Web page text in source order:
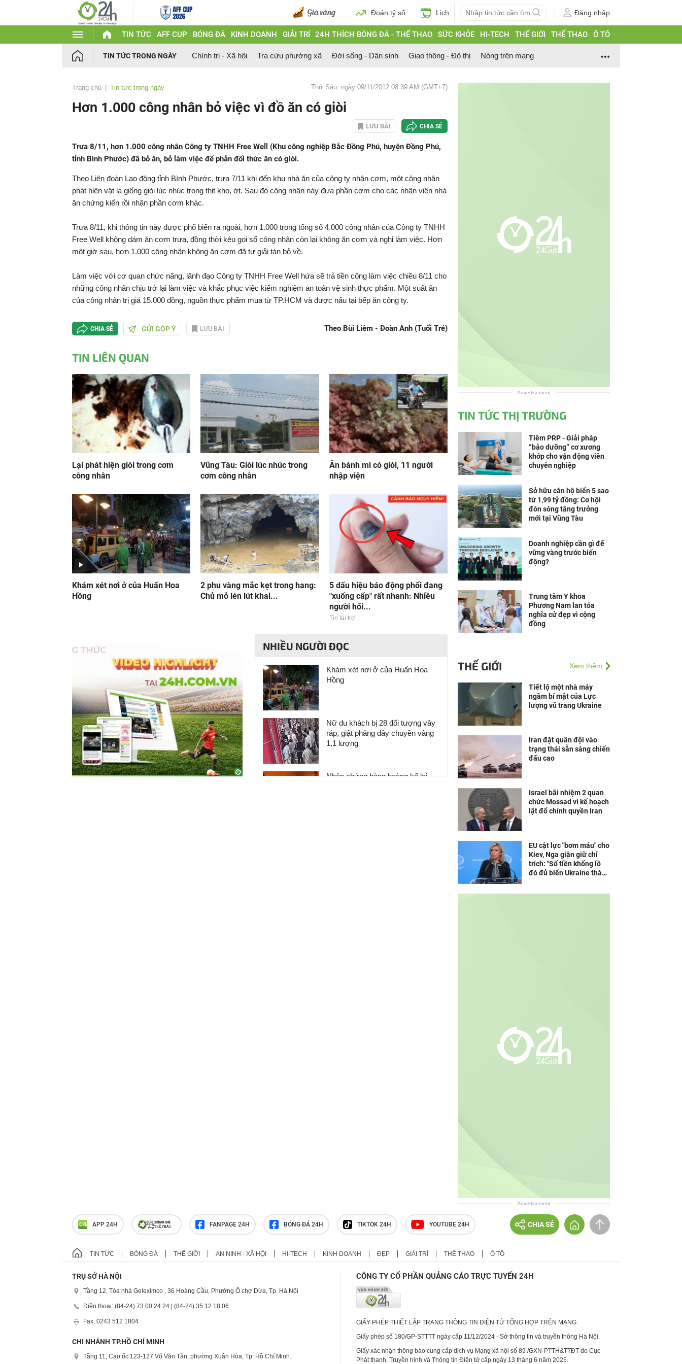
Đoán tỷ số Lịch Đăng nhập
TIN TỨC AFF CUP BÓNG ĐÁ KINH DOANH GIẢI TRÍ 24H THÍCH BÓNG ĐÁ - THỂ THAO SỨC KHỎE HI-TECH THẾ GIỚI THỂ THAO Ô TÔ
TIN TỨC TRONG NGÀY Chính trị - Xã hội Tra cứu phường xã Đời sống - Dân sinh Giao thông - Đô thị Nóng trên mạng
Trang chủ Tin tức trong ngày Thứ Sáu, ngày 09/11/2012 08:39 AM (GMT+7)
Hơn 1.000 công nhân bỏ việc vì đồ ăn có giòi
LƯU BÀI CHIA SẺ
Trưa 8/11, hơn 1.000 công nhân Công ty TNHH Free Well (Khu công nghiệp Bắc Đồng Phú, huyện Đồng Phú,
tỉnh Bình Phước) đã bỏ ăn, bỏ làm việc để phản đối thức ăn có giòi.
Theo Liên đoàn Lao động tỉnh Bình Phước, trưa 7/11 khi đến khu nhà ăn của công ty nhận cơm, một công nhân
phát hiện vật lạ giống giòi lúc nhúc trong thịt kho, ớt. Sau đó công nhân này đưa phần cơm cho các nhân viên nhà
ăn chứng kiến rồi nhận phần cơm khác.
Trưa 8/11, khi thông tin này được phổ biến ra ngoài, hơn 1.000 trong tổng số 4.000 công nhân của Công ty TNHH
Free Well không dám ăn cơm trưa, đồng thời kêu gọi số công nhân còn lại không ăn cơm và nghỉ làm việc. Hơn
một giờ sau, hơn 1.000 công nhân không ăn cơm đã tự giải tán bỏ về.
Làm việc với cơ quan chức năng, lãnh đạo Công ty TNHH Free Well hứa sẽ trả tiền công làm việc chiều 8/11 cho
những công nhân chịu trở lại làm việc và khắc phục việc kiểm nghiệm an toàn vệ sinh thực phẩm. Một suất ăn
của công nhân trị giá 15.000 đồng, nguồn thực phẩm mua từ TP.HCM và được nấu tại bếp ăn công ty.
CHIA SẺ GỬI GÓP Ý LƯU BÀI Theo Bùi Liêm - Đoàn Anh (Tuổi Trẻ)
TIN LIÊN QUAN
Lại phát hiện giòi trong cơm
công nhân
Vũng Tàu: Giòi lúc nhúc trong
cơm công nhân
Ăn bánh mì có giòi, 11 người
nhập viện
Khám xét nơi ở của Huấn Hoa
Hồng
2 phu vàng mắc kẹt trong hang:
Chủ mỏ lén lút khai...
5 dấu hiệu báo động phổi đang
"xuống cấp" rất nhanh: Nhiều
người hối...
Tin tài trợ
NHIỀU NGƯỜI ĐỌC
Khám xét nơi ở của Huấn Hoa
Hồng
Nữ du khách bị 28 đối tượng vây
ráp, giật phăng dây chuyền vàng
1,1 lượng
Nhân chứng bàng hoàng kể lại
Advertisement
TIN TỨC THỊ TRƯỜNG
Tiêm PRP - Giải pháp
“bảo dưỡng” cơ xương
khớp cho vận động viên
chuyên nghiệp
Sở hữu căn hộ biển 5 sao
từ 1,99 tỷ đồng: Cơ hội
đón sóng tăng trưởng
mới tại Vũng Tàu
Doanh nghiệp cần gì để
vững vàng trước biến
động?
Trung tâm Y khoa
Phương Nam lan tỏa
nghĩa cử đẹp vì cộng
đồng
THẾ GIỚI Xem thêm
Tiết lộ một nhà máy
ngầm bí mật của Lực
lượng vũ trang Ukraine
Iran đặt quân đội vào
trạng thái sẵn sàng chiến
đấu cao
Israel bãi nhiệm 2 quan
chức Mossad vì kế hoạch
lật đổ chính quyền Iran
EU cật lực "bơm máu" cho
Kiev, Nga giận giữ chỉ
trích: "Số tiền khổng lồ
đó đủ biến Ukraine thành
Advertisement
APP 24H FANPAGE 24H BÓNG ĐÁ 24H TIKTOK 24H YOUTUBE 24H CHIA SẺ
TIN TỨC BÓNG ĐÁ THẾ GIỚI AN NINH - XÃ HỘI HI-TECH KINH DOANH ĐẸP GIẢI TRÍ THỂ THAO Ô TÔ
TRỤ SỞ HÀ NỘI
Tầng 12, Tòa nhà Geleximco , 36 Hoàng Cầu, Phường Ô chợ Dừa, Tp. Hà Nội
Điện thoại: (84-24) 73 00 24 24 | (84-24) 35 12 18 06
Fax: 0243 512 1804
CHI NHÁNH TP.HỒ CHÍ MINH
Tầng 11, Cao ốc 123-127 Võ Văn Tần, phường Xuân Hòa, Tp. Hồ Chí Minh.
CÔNG TY CỔ PHẦN QUẢNG CÁO TRỰC TUYẾN 24H
GIẤY PHÉP THIẾT LẬP TRANG THÔNG TIN ĐIỆN TỬ TỔNG HỢP TRÊN MẠNG.
Giấy phép số 180/GP-STTTT ngày cấp 11/12/2024 - Sở thông tin và truyền thông Hà Nội.
Giấy xác nhận thông báo cung cấp dịch vụ Mạng xã hội số 89 /GXN-PTTH&TTĐT do Cục
Phát thanh, Truyền hình và Thông tin Điện tử cấp ngày 13 tháng 6 năm 2025.